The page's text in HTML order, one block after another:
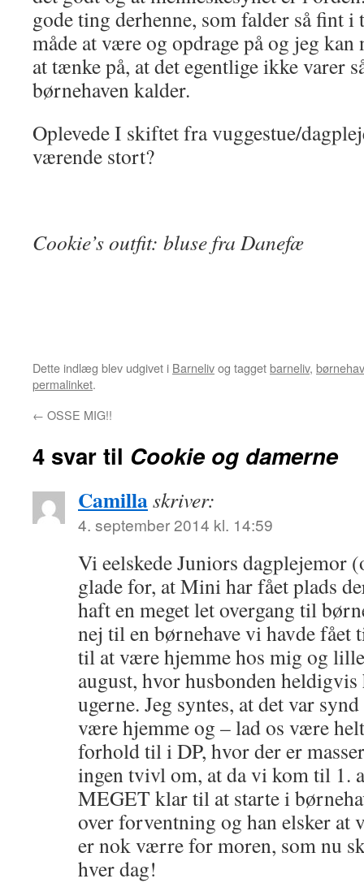
gode ting derhenne, som falder så fint i
måde at være og opdrage på og jeg
at tænke på, at det egentlige ikke varer
børnehaven kalder.
Oplevede I skiftet fra vuggestue/
værende stort?
Cookie’s outfit: bluse fra Danefæ
Dette indlæg blev udgivet i Barnelivog taggetbarneliv,
permalinket.
← OSSE MIG!!
4 svar til Cookie og damerne
Camillaskriver:
4. september 2014 kl. 14:59
Vi eelskede Juniors dagplejemor
glade for, at Mini har fået plads
haft en meget let overgang til
nej til en børnehave vi havde fået
til at være hjemme hos mig og
august, hvor husbonden
ugerne. Jeg syntes, at det var
være hjemme og – lad os være
forhold til i DP, hvor der er
ingen tvivl om, at da vi kom til 1.
MEGET klar til at starte i
over forventning og han elsker at
er nok værre for moren, som nu
hver dag!